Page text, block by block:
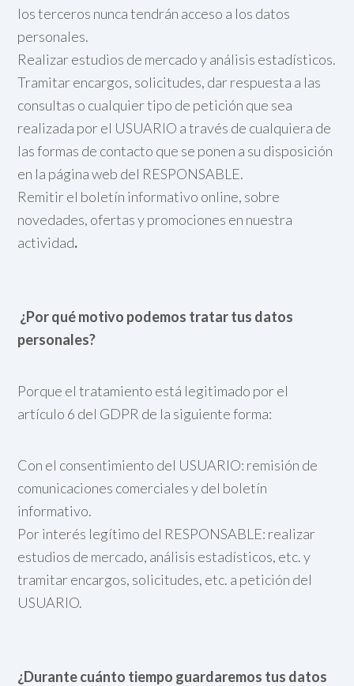
los terceros nunca tendrán acceso a los datos
personales.
Realizar estudios de mercado y análisis estadísticos.
Tramitar encargos, solicitudes, dar respuesta a las
consultas o cualquier tipo de petición que sea
realizada por el USUARIO a través de cualquiera de
las formas de contacto que se ponen a su disposición
en la página web del RESPONSABLE.
Remitir el boletín informativo online, sobre
novedades, ofertas y promociones en nuestra
actividad.
¿Por qué motivo podemos tratar tus datos
personales?
Porque el tratamiento está legitimado por el
artículo 6 del GDPR de la siguiente forma:
Con el consentimiento del USUARIO: remisión de
comunicaciones comerciales y del boletín
informativo.
Por interés legítimo del RESPONSABLE: realizar
estudios de mercado, análisis estadísticos, etc. y
tramitar encargos, solicitudes, etc. a petición del
USUARIO.
¿Durante cuánto tiempo guardaremos tus datos